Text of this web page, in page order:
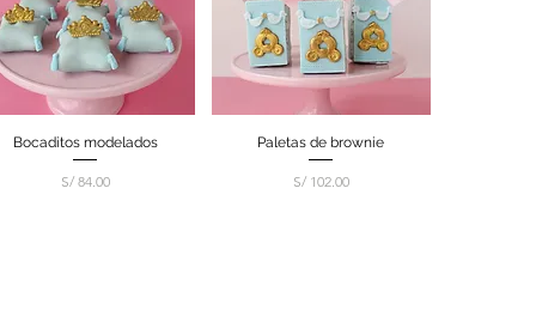
Vista rápida
Bocaditos modelados
Precio
S/ 84.00
Vista rápida
Paletas de brownie
Precio
S/ 102.00